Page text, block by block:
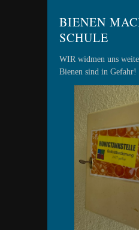
BIENEN
SCHULE
WIR widmen uns
Bienen sind in Gefahr!